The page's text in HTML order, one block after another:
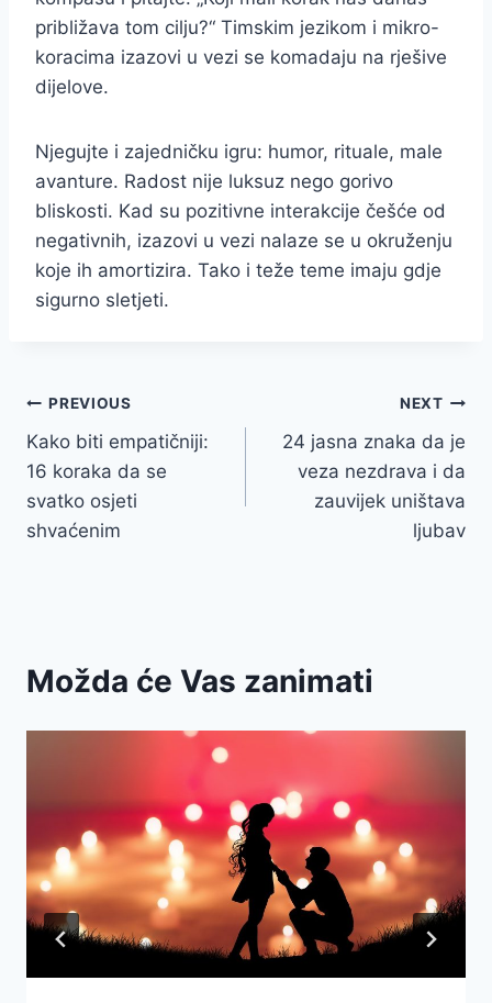
približava tom cilju?“ Timskim jezikom i mikro-
koracima izazovi u vezi se komadaju na rješive
dijelove.
Njegujte i zajedničku igru: humor, rituale, male
avanture. Radost nije luksuz nego gorivo
bliskosti. Kad su pozitivne interakcije češće od
negativnih, izazovi u vezi nalaze se u okruženju
koje ih amortizira. Tako i teže teme imaju gdje
sigurno sletjeti.
Post
navigation
PREVIOUS
Kako biti empatičniji:
16 koraka da se
svatko osjeti
shvaćenim
NEXT
24 jasna znaka da je
veza nezdrava i da
zauvijek uništava
ljubav
Možda će Vas zanimati